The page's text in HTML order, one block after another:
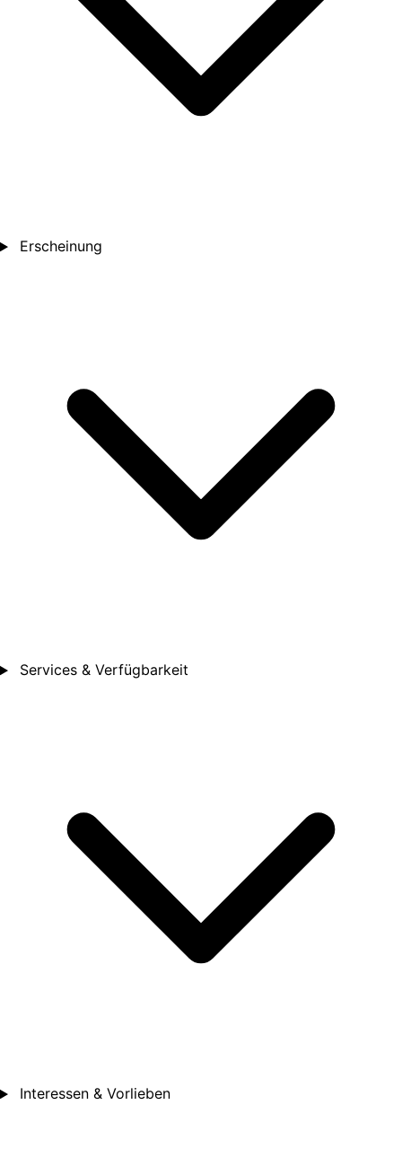
Erscheinung
Services & Verfügbarkeit
Interessen & Vorlieben